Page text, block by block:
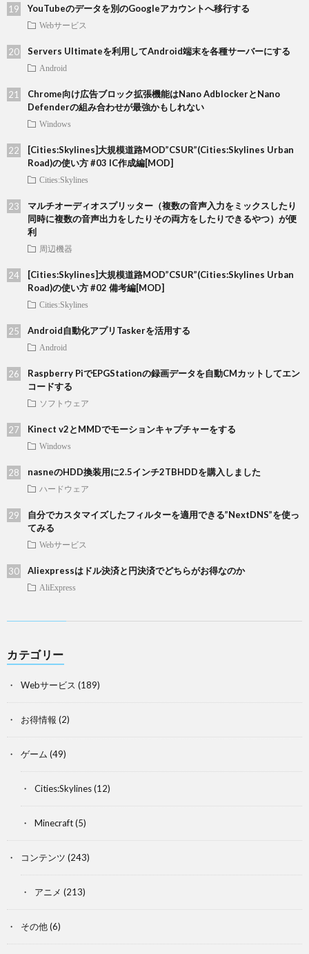
YouTubeのデータを別のGoogleアカウントへ移行する
Webサービス
Servers Ultimateを利用してAndroid端末を各種サーバーにする
Android
Chrome向け広告ブロック拡張機能はNano AdblockerとNano
Defenderの組み合わせが最強かもしれない
Windows
[Cities:Skylines]大規模道路MOD”CSUR”(Cities:Skylines Urban
Road)の使い方 #03 IC作成編[MOD]
Cities:Skylines
マルチオーディオスプリッター（複数の音声入力をミックスしたり
同時に複数の音声出力をしたりその両方をしたりできるやつ）が便
利
周辺機器
[Cities:Skylines]大規模道路MOD”CSUR”(Cities:Skylines Urban
Road)の使い方 #02 備考編[MOD]
Cities:Skylines
Android自動化アプリTaskerを活用する
Android
Raspberry PiでEPGStationの録画データを自動CMカットしてエン
コードする
ソフトウェア
Kinect v2とMMDでモーションキャプチャーをする
Windows
nasneのHDD換装用に2.5インチ2TBHDDを購入しました
ハードウェア
自分でカスタマイズしたフィルターを適用できる”NextDNS”を使っ
てみる
Webサービス
Aliexpressはドル決済と円決済でどちらがお得なのか
AliExpress
カテゴリー
Webサービス (189)
お得情報 (2)
ゲーム (49)
Cities:Skylines(12)
Minecraft(5)
コンテンツ (243)
アニメ (213)
その他(6)